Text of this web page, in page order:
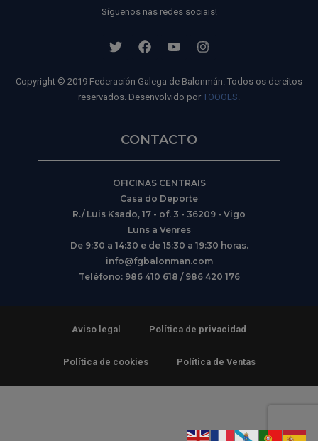
Síguenos nas redes sociais!
Copyright © 2019 Federación Galega de Balonmán. Todos os dereitos
reservados. Desenvolvido por TOOOLS
CONTACTO
OFICINAS CENTRAIS
Casa do Deporte
R./ Luis Ksado, 17 - of. 3 - 36209 - Vigo
Luns a Venres
De 9:30 a 14:30 e de 15:30 a 19:30 horas.
info@fgbalonman.com
Teléfono: 986 410 618 / 986 420 176
Aviso legal Política de privacidad
Política de cookies Política de Ventas